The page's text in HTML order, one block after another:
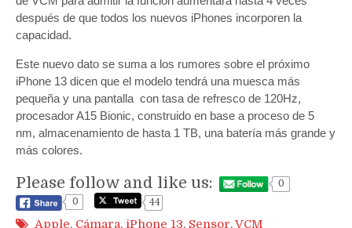
después de que todos los nuevos iPhones incorporen la
capacidad.
Este nuevo dato se suma a los rumores sobre el próximo
iPhone 13 dicen que el modelo tendrá una muesca más
pequeña y una pantalla con tasa de refresco de 120Hz,
procesador A15 Bionic, construido en base a proceso de 5
nm, almacenamiento de hasta 1 TB, una batería más grande y
más colores.
Please follow and like us:
0
0
44
Apple, Cámara, iPhone 13, Sensor,VCM